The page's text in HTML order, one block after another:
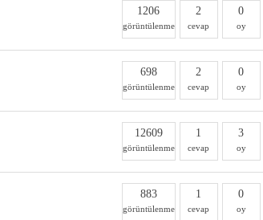
1206
görüntülenme
2
cevap
0
oy
698
görüntülenme
2
cevap
0
oy
12609
görüntülenme
1
cevap
3
oy
883
görüntülenme
1
cevap
0
oy